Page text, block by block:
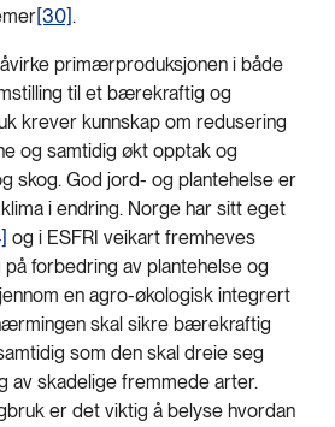
[30].
primærproduksjonen i både
til et bærekraftig og
krever kunnskap om redusering
og samtidig økt opptak og
skog. God jord- og plantehelse er
i endring. Norge har sitt eget
og i ESFRI veikart fremheves
forbedring av plantehelse og
en agro-økologisk integrert
skal sikre bærekraftig
som den skal dreie seg
av skadelige fremmede arter.
er det viktig å belyse hvordan